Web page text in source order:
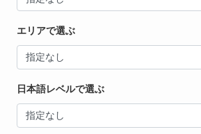
エリアで選ぶ
日本語レベルで選ぶ